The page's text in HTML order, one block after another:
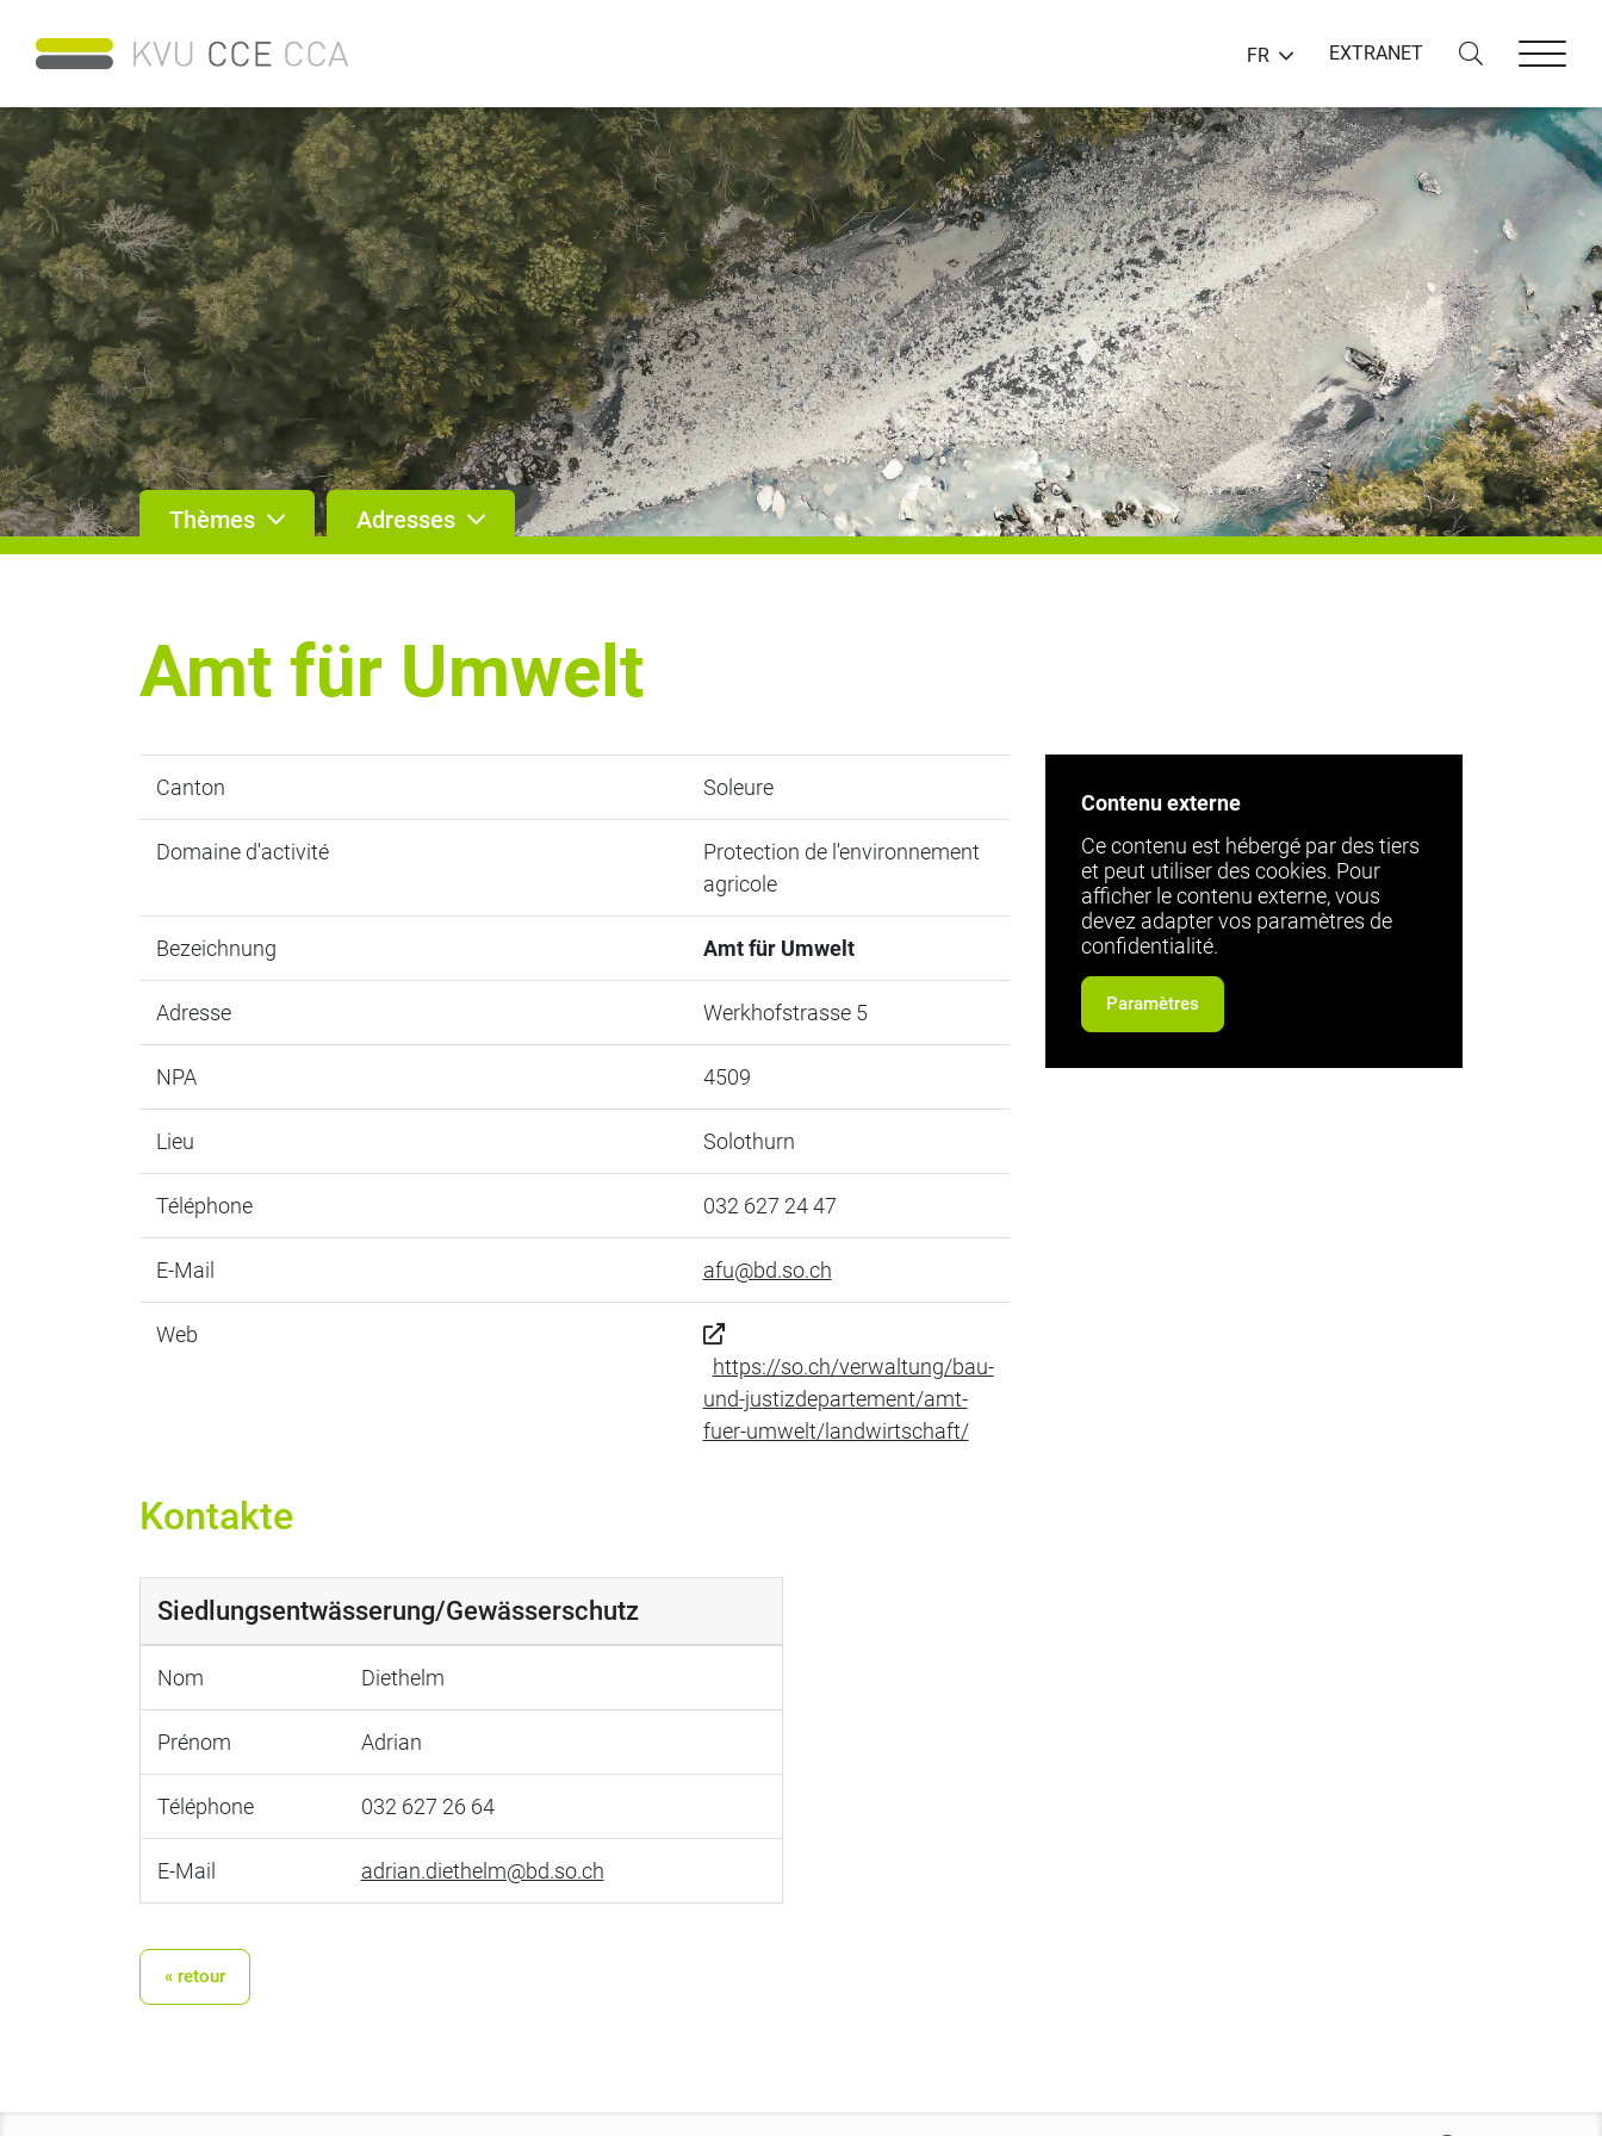
FR EXTRANET
Thèmes Adresses
Amt für Umwelt
Canton Soleure
Domaine d'activité
Protection de l'environnement
agricole
Bezeichnung Amt für Umwelt
Adresse Werkhofstrasse 5
NPA 4509
Lieu Solothurn
Téléphone 032 627 24 47
E-Mail afu@bd.so.ch
Web
https://so.ch/verwaltung/bau-
und-justizdepartement/amt-
fuer-umwelt/landwirtschaft/
Contenu externe
Ce contenu est hébergé par des tiers
et peut utiliser des cookies. Pour
afficher le contenu externe, vous
devez adapter vos paramètres de
confidentialité.
Paramètres
Kontakte
Siedlungsentwässerung/Gewässerschutz
Nom Diethelm
Prénom Adrian
Téléphone 032 627 26 64
E-Mail adrian.diethelm@bd.so.ch
« retour